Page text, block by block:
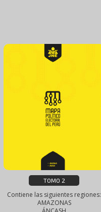
TOMO 2
Contiene las siguientes regiones:
AMAZONAS